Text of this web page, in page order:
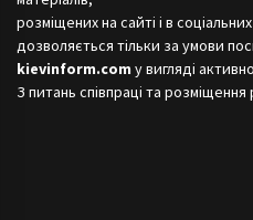
розміщених на сайті і в
дозволяється тільки за умови
kievinform.com у вигляді
З питань співпраці та